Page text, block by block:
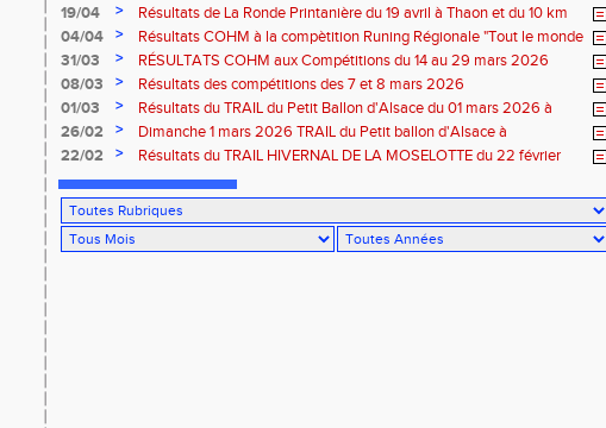
19/04
>
Résultats de La Ronde Printanière du 19 avril à Thaon et du 10 km
route de Belfort
04/04 >
Résultats COHM à la compètition Runing Régionale "Tout le monde
court" des 4 et 5 avril à Toul
31/03 >
RÉSULTATS COHM aux Compétitions du 14 au 29 mars 2026
08/03
>
Résultats des compétitions des 7 et 8 mars 2026
01/03
>
Résultats du TRAIL du Petit Ballon d'Alsace du 01 mars 2026 à
Rouffach-68
26/02 >
Dimanche 1 mars 2026 TRAIL du Petit ballon d'Alsace à
ROUFFACH 68
22/02 >
Résultats du TRAIL HIVERNAL DE LA MOSELOTTE du 22 février